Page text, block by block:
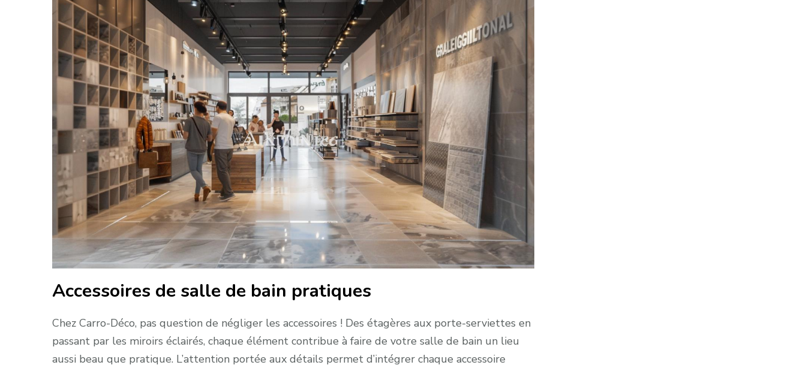
Accessoires de salle de bain pratiques
Chez Carro-Déco, pas question de négliger les accessoires ! Des étagères aux porte-serviettes en
passant par les miroirs éclairés, chaque élément contribue à faire de votre salle de bain un lieu
aussi beau que pratique. L’attention portée aux détails permet d’intégrer chaque accessoire